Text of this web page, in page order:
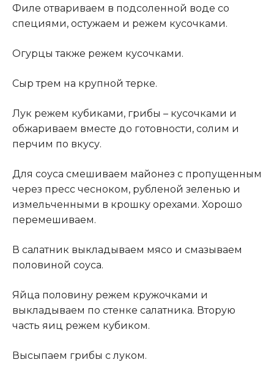
Филе отвариваем в подсоленной воде со
специями, остужаем и режем кусочками.
Огурцы также режем кусочками.
Сыр трем на крупной терке.
Лук режем кубиками, грибы – кусочками и
обжариваем вместе до готовности, солим и
перчим по вкусу.
Для соуса смешиваем майонез с пропущенным
через пресс чесноком, рубленой зеленью и
измельченными в крошку орехами. Хорошо
перемешиваем.
В салатник выкладываем мясо и смазываем
половиной соуса.
Яйца половину режем кружочками и
выкладываем по стенке салатника. Вторую
часть яиц режем кубиком.
Высыпаем грибы с луком.